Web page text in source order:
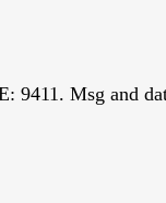
9411. Msg and